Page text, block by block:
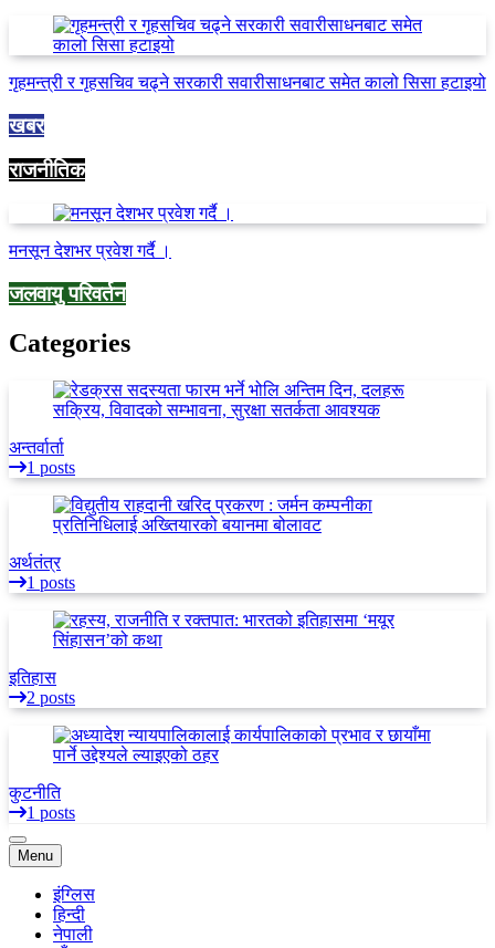
गृहमन्त्री र गृहसचिव चढ्ने सरकारी सवारीसाधनबाट समेत कालो सिसा हटाइयो
खबर
राजनीतिक
मनसून देशभर प्रवेश गर्दै ।
जलवायु परिवर्तन
Categories
अन्तर्वार्ता
1 posts
अर्थतंत्र
1 posts
इतिहास
2 posts
कुटनीति
1 posts
Menu
इंग्लिस
हिन्दी
नेपाली